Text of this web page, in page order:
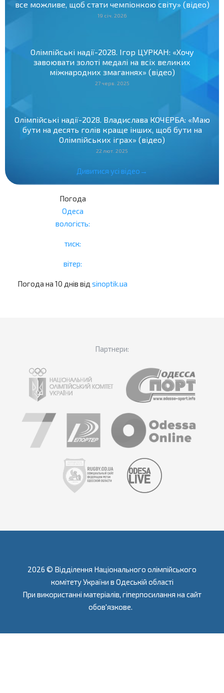
все можливе, щоб стати чемпіонкою світу» (відео)
19 січ. 2026
Олімпійські надії-2028. Ігор ЦУРКАН: «Хочу
завоювати золоті медалі на всіх великих
міжнародних змаганнях» (відео)
27 черв. 2025
Олімпійські надії-2028. Владислава КОЧЕРБА: «Маю
бути на десять голів краще інших, щоб бути на
Олімпійських іграх» (відео)
22 лют. 2025
Дивитися усі відео→
Погода
Одеса
вологість:
тиск:
вітер:
Погода на 10 днів від sinoptik.ua
Партнери:
2026 © Відділення Національного олімпійського
комітету України в Одеській області
При використанні матеріалів, гіперпосилання на сайт
обов'язкове.